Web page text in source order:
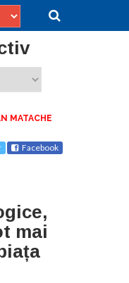
MATACHE
Facebook
mai